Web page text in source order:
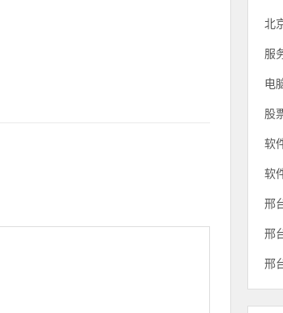
北
服
电
股
软
软
邢
邢
邢